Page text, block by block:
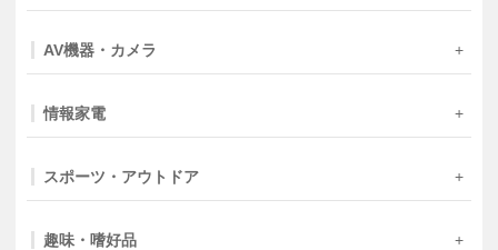
AV機器・カメラ
情報家電
スポーツ・アウトドア
趣味・嗜好品